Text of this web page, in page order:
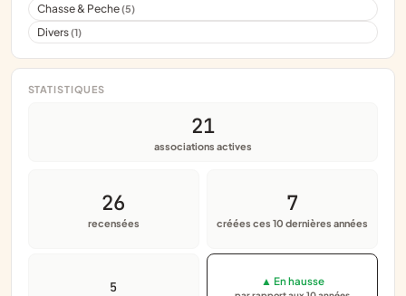
Chasse & Peche(5)
Divers(1)
STATISTIQUES
21
associations actives
26
recensées
7
créées ces 10 dernières années
5 ▲ En hausse